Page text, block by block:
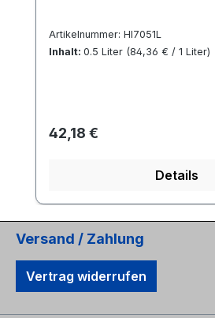
Artikelnummer: HI7051L
Inhalt: 0.5 Liter (84,36 € / 1 Liter)
Regulärer Preis:
42,18 €
Details
Versand / Zahlung
Vertrag widerrufen